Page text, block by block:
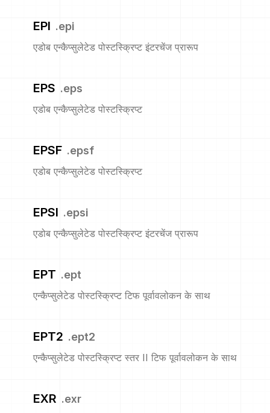
EPI .epi
एडोब एन्कैप्सुलेटेड पोस्टस्क्रिप्ट इंटरचेंज प्रारूप
EPS .eps
एडोब एन्कैप्सुलेटेड पोस्टस्क्रिप्ट
EPSF .epsf
एडोब एन्कैप्सुलेटेड पोस्टस्क्रिप्ट
EPSI .epsi
एडोब एन्कैप्सुलेटेड पोस्टस्क्रिप्ट इंटरचेंज प्रारूप
EPT .ept
एन्कैप्सुलेटेड पोस्टस्क्रिप्ट टिफ पूर्वावलोकन के साथ
EPT2 .ept2
एन्कैप्सुलेटेड पोस्टस्क्रिप्ट स्तर II टिफ पूर्वावलोकन के साथ
EXR .exr